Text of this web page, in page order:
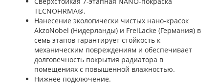
TECNOFIRMA®.
Нанесение экологически чистых нано-красок
AkzoNobel (Нидерланды) и FreiLacke (Германия) в
семь этапов гарантирует стойкость к
механическим повреждениям и обеспечивает
долговечность покрытия радиатора в
помещениях с повышенной влажностью.
Нижнее подключение.